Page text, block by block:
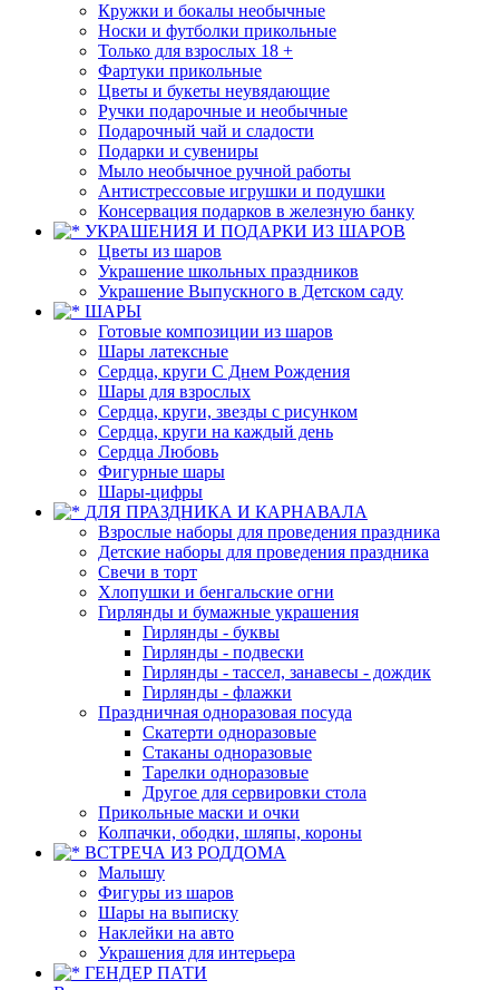
Кружки и бокалы необычные
Носки и футболки прикольные
Только для взрослых 18 +
Фартуки прикольные
Цветы и букеты неувядающие
Ручки подарочные и необычные
Подарочный чай и сладости
Подарки и сувениры
Мыло необычное ручной работы
Антистрессовые игрушки и подушки
Консервация подарков в железную банку
УКРАШЕНИЯ И ПОДАРКИ ИЗ ШАРОВ
Цветы из шаров
Украшение школьных праздников
Украшение Выпускного в Детском саду
ШАРЫ
Готовые композиции из шаров
Шары латексные
Сердца, круги С Днем Рождения
Шары для взрослых
Сердца, круги, звезды с рисунком
Сердца, круги на каждый день
Сердца Любовь
Фигурные шары
Шары-цифры
ДЛЯ ПРАЗДНИКА И КАРНАВАЛА
Взрослые наборы для проведения праздника
Детские наборы для проведения праздника
Свечи в торт
Хлопушки и бенгальские огни
Гирлянды и бумажные украшения
Гирлянды - буквы
Гирлянды - подвески
Гирлянды - тассел, занавесы - дождик
Гирлянды - флажки
Праздничная одноразовая посуда
Скатерти одноразовые
Стаканы одноразовые
Тарелки одноразовые
Другое для сервировки стола
Прикольные маски и очки
Колпачки, ободки, шляпы, короны
ВСТРЕЧА ИЗ РОДДОМА
Малышу
Фигуры из шаров
Шары на выписку
Наклейки на авто
Украшения для интерьера
ГЕНДЕР ПАТИ